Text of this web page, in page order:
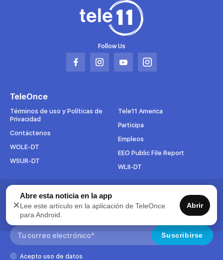
Follow Us
Abrir
pestaña
Abrir
pestaña
Abrir
pestaña
Abrir
pestaña
TeleOnce
Términos de uso y Políticas de
Privacidad
Contáctenos
WOLE-DT
WSUR-DT
Tele11 America
Participa
Empleos
EEO Public File Report
WLII-DT
Suscríbete al boletín
Para mantenerse al tanto de todo lo que pasa en TeleOnce,
suscríbase ahora a nuestros boletines.
Search: Suscribirse
Acepto uso de datos
×
Abre esta noticia en la app
Lee este artículo en la aplicación de TeleOnce
para Android.
Abrir